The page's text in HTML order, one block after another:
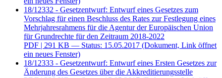
18/12332 - Gesetzentwurf: Entwurf eines Gesetzes zum
Vorschlag für einen Beschluss des Rates zur Festlegung eines
Mehrjahresrahmens für die Agentur der Europäischen Union
für Grundrechte für den Zeitraum 2018-2022
PDF | 291 KB — Status: 15.05.2017 (Dokument, Link öffnet
ein neues Fenster)
18/12333 - Gesetzentwurf: Entwurf eines Ersten Gesetzes zur
Änderung des Gesetzes über die Akkreditierungsstelle